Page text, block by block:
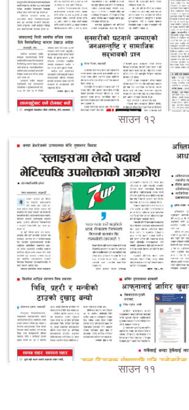
साउन १२
साउन ११